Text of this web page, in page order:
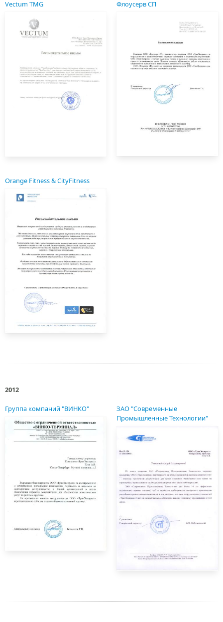
Vectum TMG Флоусерв СП
Orange Fitness & CityFitness
2012
Группа компаний "ВИНКО"
ЗАО "Современные
Промышленные Технологии"